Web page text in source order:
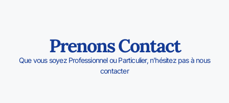
Prenons Contact
Que vous soyez Professionnel ou Particulier, n’hésitez pas à nous
contacter